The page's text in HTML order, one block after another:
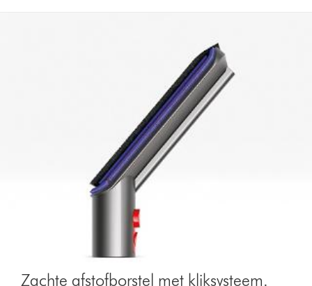
Zachte afstofborstel met kliksysteem.